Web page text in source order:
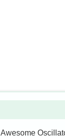
Awesome